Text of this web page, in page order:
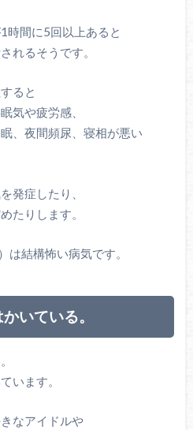
時間に5回以上あると
れるそうです。
ると
気や疲労感、
、夜間頻尿、寝相が悪い
発症したり、
たりします。
は結構怖い病気です。
いている。
います。
なアイドルや